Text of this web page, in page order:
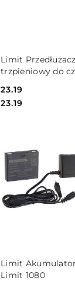
Limit Przedłużacz
trzpieniowy do
Limit
Cena:
23.19
Cena:
23.19
DO
Limit
Limit 1080
DO